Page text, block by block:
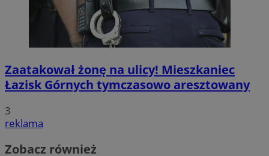
Zaatakował żonę na ulicy! Mieszkaniec
Łazisk Górnych tymczasowo aresztowany
3
reklama
Zobacz również